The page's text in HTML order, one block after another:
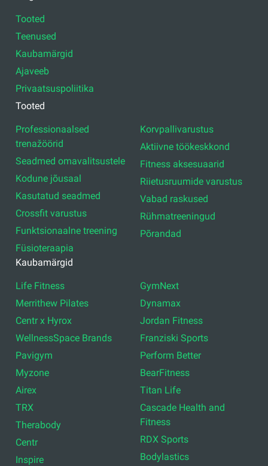
Tooted
Teenused
Kaubamärgid
Ajaveeb
Privaatsuspoliitika
Tooted
Professionaalsed
trenažöörid
Seadmed omavalitsustele
Kodune jõusaal
Kasutatud seadmed
Crossfit varustus
Funktsionaalne treening
Füsioteraapia
Korvpallivarustus
Aktiivne töökeskkond
Fitness aksesuaarid
Riietusruumide varustus
Vabad raskused
Rühmatreeningud
Põrandad
Kaubamärgid
Life Fitness
Merrithew Pilates
Centr x Hyrox
WellnessSpace Brands
Pavigym
Myzone
Airex
TRX
Therabody
Centr
Inspire
GymNext
Dynamax
Jordan Fitness
Franziski Sports
Perform Better
BearFitness
Titan Life
Cascade Health and
Fitness
RDX Sports
Bodylastics